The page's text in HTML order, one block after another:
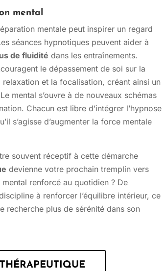
mental
mentale peut inspirer un regard
séances hypnotiques peuvent aider à
de fluidité dans les entraînements.
le dépassement de soi sur la
et la focalisation, créant ainsi un
mental s’ouvre à de nouveaux schémas
Chacun est libre d’intégrer l’hypnose
s’agisse d’augmenter la force mentale
souvent réceptif à cette démarche
devienne votre prochain tremplin vers
renforcé au quotidien ? De
à renforcer l’équilibre intérieur, ce
recherche plus de sérénité dans son